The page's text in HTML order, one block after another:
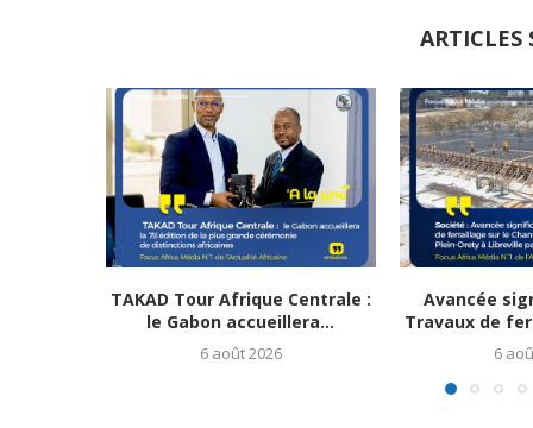
ARTICLES
TAKAD Tour Afrique Centrale :
le Gabon accueillera...
6 août 2026
Avancée
Travaux de
6